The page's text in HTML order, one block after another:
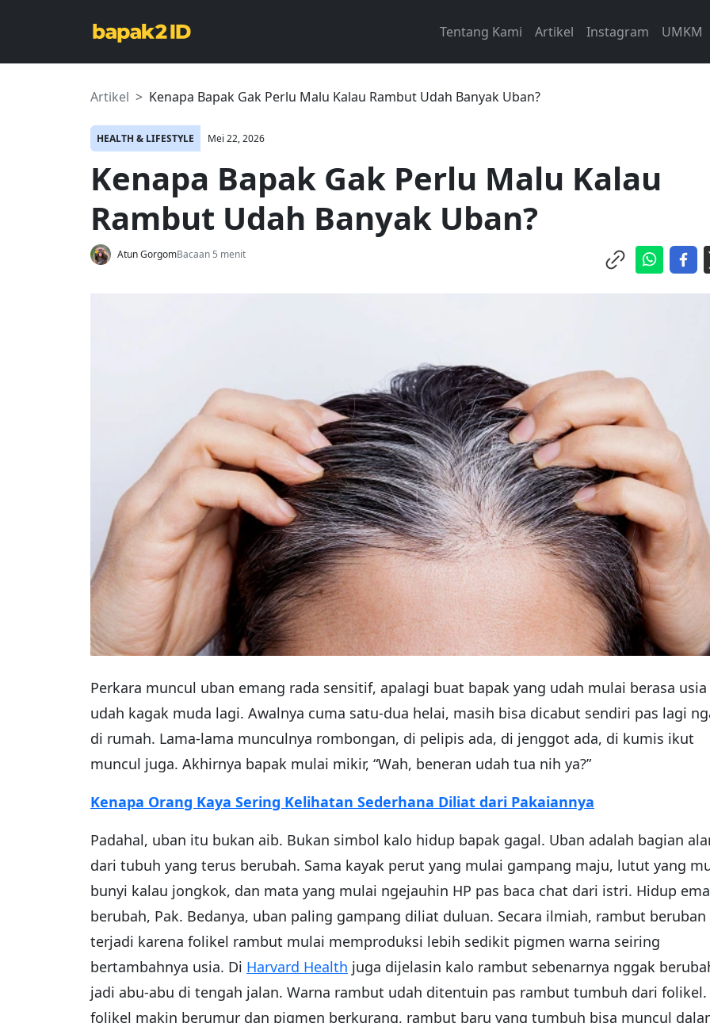
Tentang Kami Artikel Instagram UMKM
Artikel Kenapa Bapak Gak Perlu Malu Kalau Rambut Udah Banyak Uban?
HEALTH & LIFESTYLE Mei 22, 2026
Kenapa Bapak Gak Perlu Malu Kalau
Rambut Udah Banyak Uban?
Atun GorgomBacaan 5 menit
Perkara muncul uban emang rada sensitif, apalagi buat bapak yang udah mulai berasa usia
udah kagak muda lagi. Awalnya cuma satu-dua helai, masih bisa dicabut sendiri pas lagi
di rumah. Lama-lama munculnya rombongan, di pelipis ada, di jenggot ada, di kumis ikut
muncul juga. Akhirnya bapak mulai mikir, “Wah, beneran udah tua nih ya?”
Kenapa Orang Kaya Sering Kelihatan Sederhana Diliat dari Pakaiannya
Padahal, uban itu bukan aib. Bukan simbol kalo hidup bapak gagal. Uban adalah bagian
dari tubuh yang terus berubah. Sama kayak perut yang mulai gampang maju, lutut yang
bunyi kalau jongkok, dan mata yang mulai ngejauhin HP pas baca chat dari istri. Hidup
berubah, Pak. Bedanya, uban paling gampang diliat duluan. Secara ilmiah, rambut beruban
terjadi karena folikel rambut mulai memproduksi lebih sedikit pigmen warna seiring
bertambahnya usia. Di Harvard Health juga dijelasin kalo rambut sebenarnya nggak
jadi abu-abu di tengah jalan. Warna rambut udah ditentuin pas rambut tumbuh dari folikel.
folikel makin berumur dan pigmen berkurang, rambut baru yang tumbuh bisa muncul